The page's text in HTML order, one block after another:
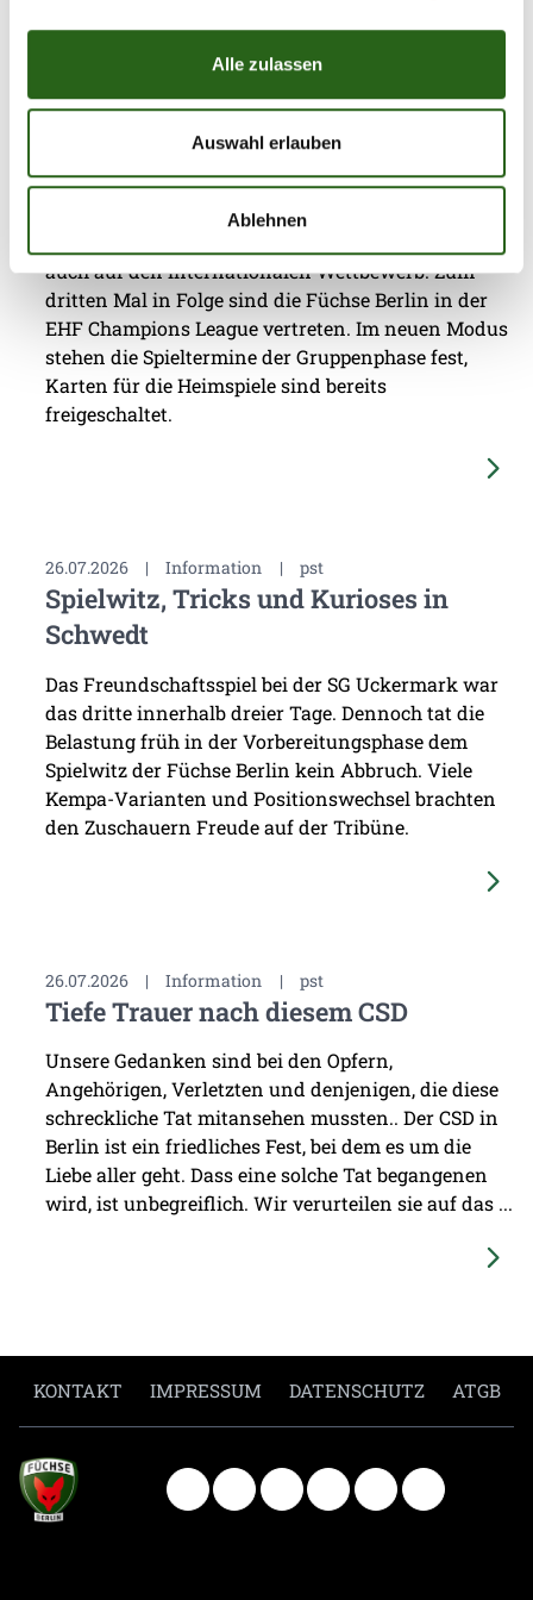
Alle zulassen
Auswahl erlauben
Ablehnen
CL-Termine fix, Tickets erhältlich
auch auf den internationalen Wettbewerb. Zum
dritten Mal in Folge sind die Füchse Berlin in der
EHF Champions League vertreten. Im neuen Modus
stehen die Spieltermine der Gruppenphase fest,
Karten für die Heimspiele sind bereits
freigeschaltet.
26.07.2026 | Information | pst
Spielwitz, Tricks und Kurioses in
Schwedt
Das Freundschaftsspiel bei der SG Uckermark war
das dritte innerhalb dreier Tage. Dennoch tat die
Belastung früh in der Vorbereitungsphase dem
Spielwitz der Füchse Berlin kein Abbruch. Viele
Kempa-Varianten und Positionswechsel brachten
den Zuschauern Freude auf der Tribüne.
26.07.2026 | Information | pst
Tiefe Trauer nach diesem CSD
Unsere Gedanken sind bei den Opfern,
Angehörigen, Verletzten und denjenigen, die diese
schreckliche Tat mitansehen mussten.. Der CSD in
Berlin ist ein friedliches Fest, bei dem es um die
Liebe aller geht. Dass eine solche Tat begangenen
wird, ist unbegreiflich. Wir verurteilen sie auf das ...
KONTAKT IMPRESSUM DATENSCHUTZ ATGB